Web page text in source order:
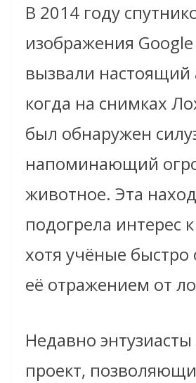
В 2014 году
изображения
вызвали
когда на снимках
был обнаружен
напоминающий
животное. Эта
подогрела интерес
хотя учёные
её отражением от
Недавно энтузиасты
проект,